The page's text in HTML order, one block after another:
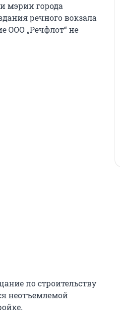
мэрии города
речного вокзала
ООО „Речфлот“ не
по строительству
неотъемлемой